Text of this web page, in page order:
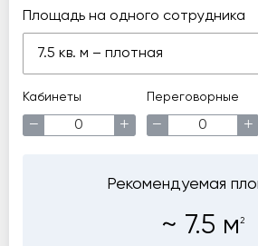
Площадь на одного сотрудника
7.5 кв. м – плотная
Кабинеты
− +
Переговорные
− +
Рекомендуемая
~ 7.5 м 2